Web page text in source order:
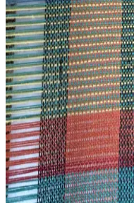
Rigid heddle dokuma
aparat kullanımı ve desen
karşılaşılan zorlukları ele
artırılır.
Tapestry Dokuma
Canlandırılması ve
Tapestry dokuma
süreçleri anlatılıyor. Pippin
nakışla desteklenen
3D Yazıcı ile Kişisel
Atkı Deneyimi